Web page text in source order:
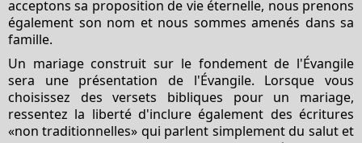
acceptons sa proposition de vie éternelle, nous prenons
également son nom et nous sommes amenés dans sa
famille.
Un mariage construit sur le fondement de l'Évangile
sera une présentation de l'Évangile. Lorsque vous
choisissez des versets bibliques pour un mariage,
ressentez la liberté d'inclure également des écritures
«non traditionnelles» qui parlent simplement du salut et